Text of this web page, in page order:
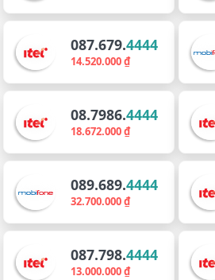
087.679.4444
14.520.000 ₫
08.7986.4444
18.672.000 ₫
089.689.4444
32.700.000 ₫
087.798.4444
13.000.000 ₫